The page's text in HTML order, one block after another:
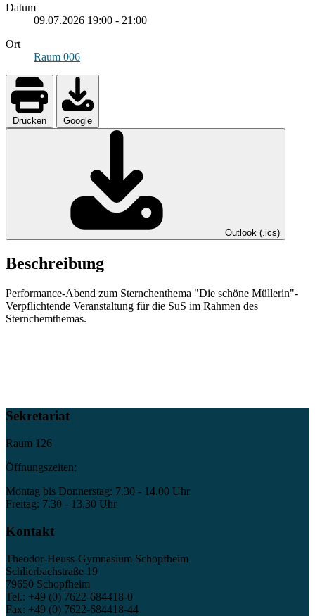
Datum
09.07.2026 19:00 - 21:00
Ort
Raum 006
Drucken Google
Outlook (.ics)
Beschreibung
Performance-Abend zum Sternchenthema "Die schöne Müllerin"-
Verpflichtende Veranstaltung für die SuS im Rahmen des
Sternchemthemas.
Sekretariat
Raum 126
Öffnungszeiten:
Montag bis Donnerstag: 7.30 - 14.00 Uhr
Freitag: 7.30 - 13.30 Uhr
Kontakt
Theodor-Heuss-Gymnasium Schopfheim
Schlierbachstraße 19
79650 Schopfheim
Tel.: +49 (0) 7622-684418-0
Fax: +49 (0) 7622-684418-44